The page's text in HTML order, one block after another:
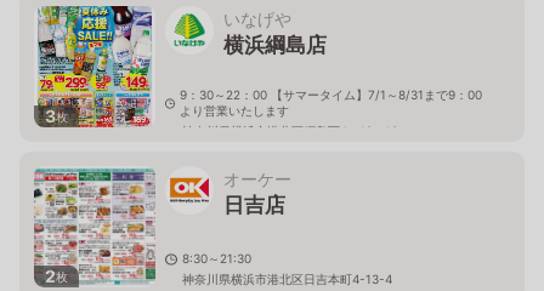
3枚
いなげや
横浜綱島店
9：30～22：00 【サマータイム】7/1～8/31まで9：00
より営業いたします
神奈川県横浜市港北区綱島西4－12－18
2枚
オーケー
日吉店
8:30～21:30
神奈川県横浜市港北区日吉本町4-13-4